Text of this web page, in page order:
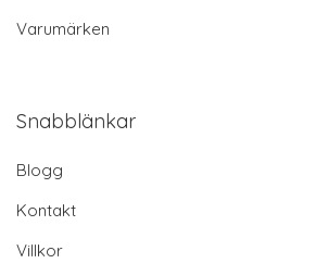
Varumärken
Snabblänkar
Blogg
Kontakt
Villkor